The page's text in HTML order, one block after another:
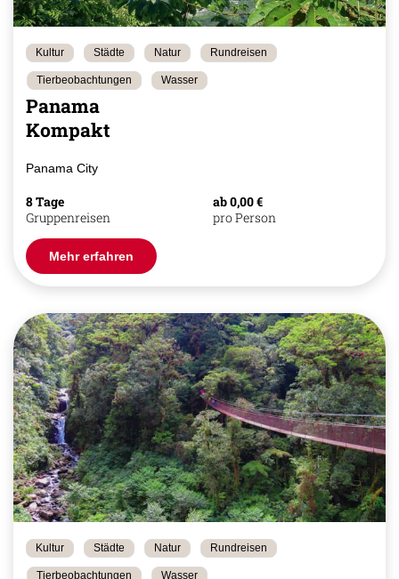
Kultur Städte Natur Rundreisen
Tierbeobachtungen Wasser
Panama
Kompakt
Panama City
8 Tage
Gruppenreisen
ab 0,00 €
pro Person
Mehr erfahren
Kultur Städte Natur Rundreisen
Tierbeobachtungen Wasser